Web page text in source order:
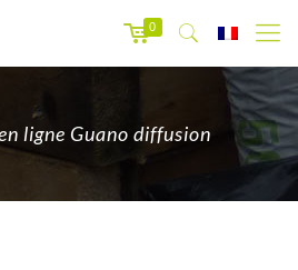
0
ligne Guano diffusion